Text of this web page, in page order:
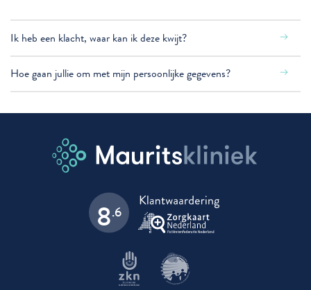
Ik heb een klacht, waar kan ik deze kwijt?
Hoe gaan jullie om met mijn persoonlijke gegevens?
8.6